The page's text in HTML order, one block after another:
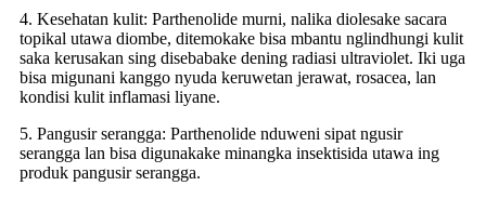
4. Kesehatan kulit: Parthenolide murni, nalika diolesake sacara
topikal utawa diombe, ditemokake bisa mbantu nglindhungi kulit
saka kerusakan sing disebabake dening radiasi ultraviolet. Iki uga
bisa migunani kanggo nyuda keruwetan jerawat, rosacea, lan
kondisi kulit inflamasi liyane.
5. Pangusir serangga: Parthenolide nduweni sipat ngusir
serangga lan bisa digunakake minangka insektisida utawa ing
produk pangusir serangga.